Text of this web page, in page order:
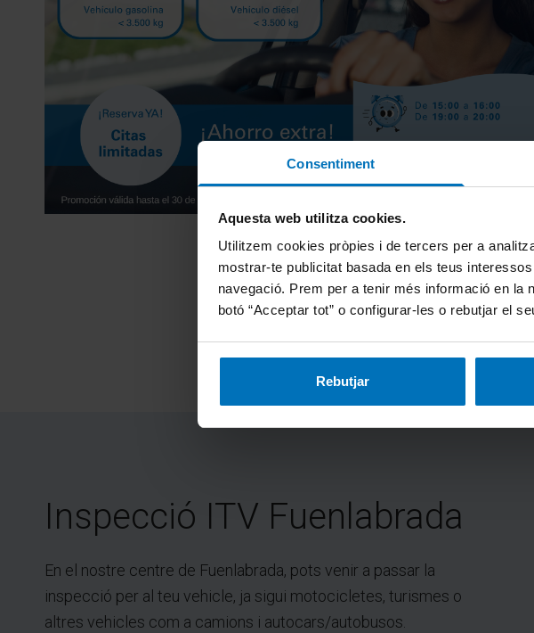
Consentiment
Aquesta web utilitza cookies.
Utilitzem cookies pròpies i de tercers per a
mostrar-te publicitat basada en els teus
navegació. Prem per a tenir més informació en la
botó “Acceptar tot” o configurar-les o rebutjar el
Rebutjar
Inspecció ITV Fuenlabrada
En el nostre centre de Fuenlabrada, pots venir a passar la
inspecció per al teu vehicle, ja sigui motocicletes, turismes o
altres vehicles com a camions i autocars/autobusos.